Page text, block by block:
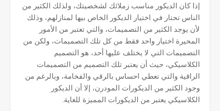
إذا كان الديكور مناسب زملائك لشخصيتك، ولذلك الكثير من
الناس تحتار في اختيار الديكور الخاص بيها لمنازلهم، وذلك
لأن يوجد الكثير من التصميمات، والتي تعتبر من الأمور
المحيرة اختيار واحد فقط من كل تلك التصميمات، ولكن من
التصميمات التي لا يختلف عليها أحد، هو التصميم
الكلاسيكي، حيث أن يعتبر تلك التصميم من التصميمات
الراقية والتي تعطي احساس بالرقي والفخامة، وبالرغم من
وجود الكثير من الديكورات المودرن، إلا أن الديكور
الكلاسيكي يعتبر من الديكورات المميزة للغاية.